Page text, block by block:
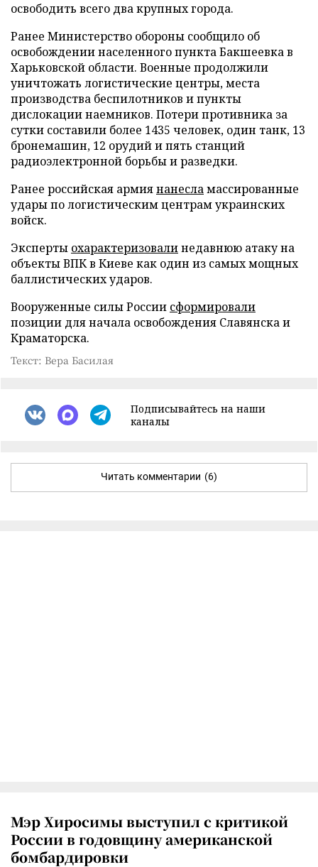
освободить всего два крупных города.
Ранее Министерство обороны сообщило об
освобождении населенного пункта Бакшеевка в
Харьковской области. Военные продолжили
уничтожать логистические центры, места
производства беспилотников и пункты
дислокации наемников. Потери противника за
сутки составили более 1435 человек, один танк, 13
бронемашин, 12 орудий и пять станций
радиоэлектронной борьбы и разведки.
Ранее российская армиянанесламассированные
удары по логистическим центрам украинских
войск.
Эксперты охарактеризовалинедавнюю атаку на
объекты ВПК в Киеве как один из самых мощных
баллистических ударов.
Вооруженные силы России сформировали
позиции для начала освобождения Славянска и
Краматорска.
Текст: Вера Басилая
Подписывайтесь на наши
каналы
Читать комментарии (6)
Мэр Хиросимы выступил с критикой
России в годовщину американской
бомбардировки